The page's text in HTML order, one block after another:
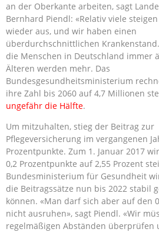
an der Oberkante arbeiten, sagt
Bernhard Piendl: «Relativ viele
wieder aus, und wir haben einen
überdurchschnittlichen
die Menschen in Deutschland immer
Älteren werden mehr. Das
Bundesgesundheitsministerium
ihre Zahl bis 2060 auf 4,7 Millionen
ungefähr die Hälfte.
Um mitzuhalten, stieg der Beitrag zur
Pflegeversicherung im vergangenen
Prozentpunkte. Zum 1. Januar 2017
0,2 Prozentpunkte auf 2,55 Prozent
Bundesministerium für Gesundheit
die Beitragssätze nun bis 2022 stabil
können. «Man darf sich aber auf den
nicht ausruhen», sagt Piendl. «Wir
regelmäßigen Abständen überprüfen